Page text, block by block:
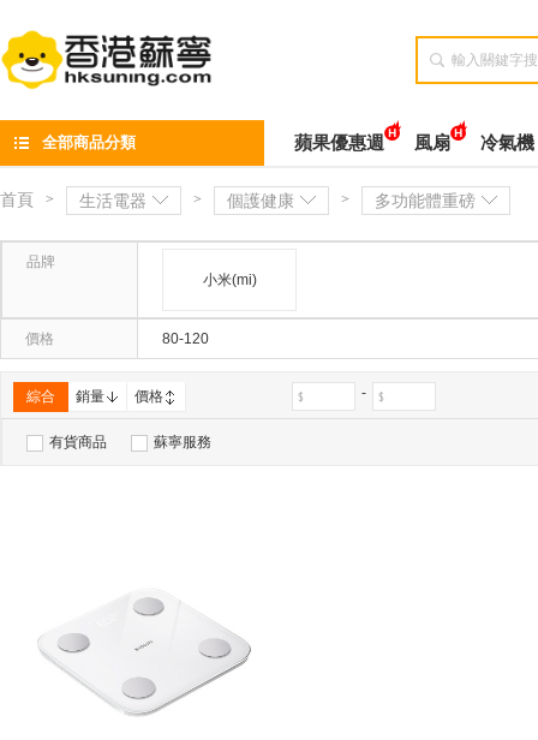

全部商品分類 蘋果優惠週 風扇 冷氣機
首頁 > 生活電器 > 個護健康 > 多功能體重磅
品牌
小米(mi)
價格 80-120
綜合 銷量 價格 -
有貨商品 蘇寧服務